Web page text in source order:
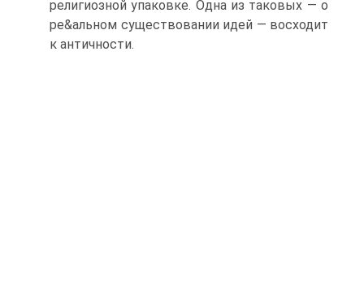
религиозной упаковке. Одна из таковых — о
ре&альном существовании идей — восходит
к античности.